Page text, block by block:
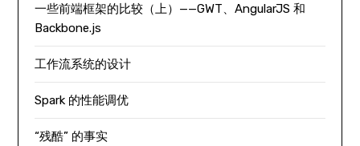
一些前端框架的比较（上）——GWT、AngularJS 和
Backbone.js
工作流系统的设计
Spark 的性能调优
“残酷” 的事实